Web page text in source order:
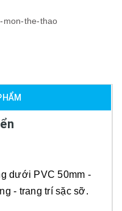
mon-the-thao
dưới PVC 50mm -
- trang trí sặc sỡ.